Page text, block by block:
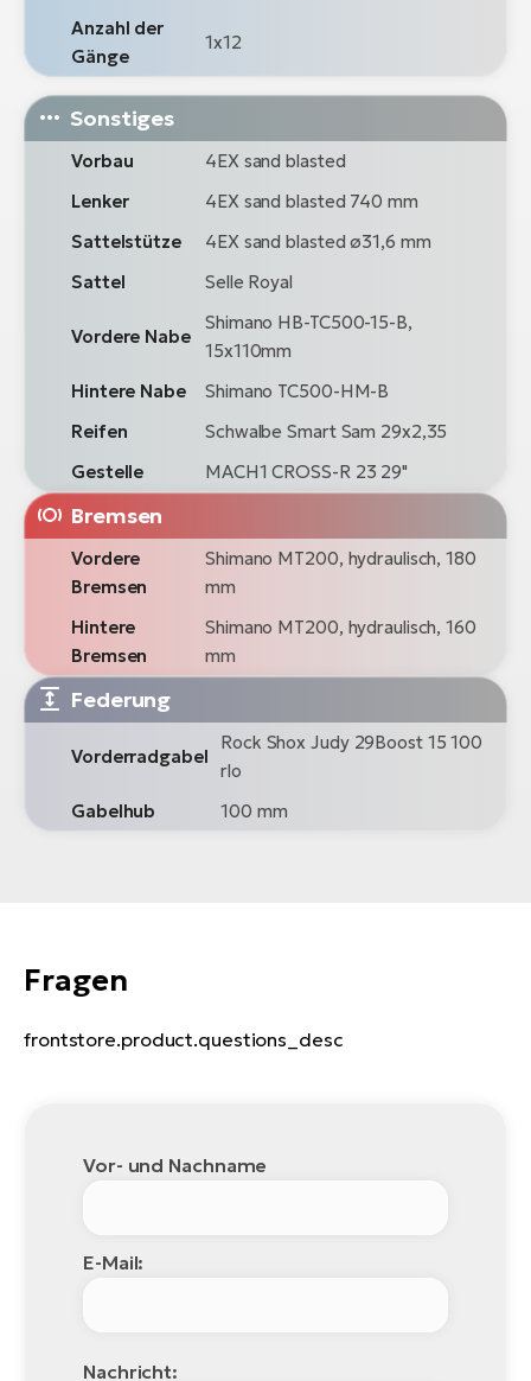
Anzahl der
Gänge
1x12
Sonstiges
Vorbau
4EX sand blasted
Lenker
4EX sand blasted 740 mm
Sattelstütze
4EX sand blasted ø31,6 mm
Sattel
Selle Royal
Vordere Nabe
Shimano HB-TC500-15-B,
15x110mm
Hintere Nabe
Shimano TC500-HM-B
Reifen
Schwalbe Smart Sam 29x2,35
Gestelle
MACH1 CROSS-R 23 29"
Bremsen
Vordere
Bremsen
Shimano MT200, hydraulisch, 180
mm
Hintere
Bremsen
Shimano MT200, hydraulisch, 160
mm
Federung
Vorderradgabel
Rock Shox Judy 29Boost 15 100
rlo
Gabelhub
100 mm
Fragen
frontstore.product.questions_desc
Vor- und Nachname
E-Mail:
Nachricht: